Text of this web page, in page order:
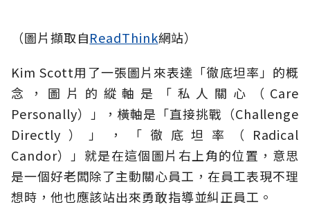
（圖片擷取自ReadThink網站）
Kim Scott用了一張圖片來表達「徹底坦率」的概
念，圖片的縱軸是「私人關心（Care
Personally）」，橫軸是「直接挑戰（Challenge
Directly）」，「徹底坦率（Radical
Candor）」就是在這個圖片右上角的位置，意思
是一個好老闆除了主動關心員工，在員工表現不理
想時，他也應該站出來勇敢指導並糾正員工。